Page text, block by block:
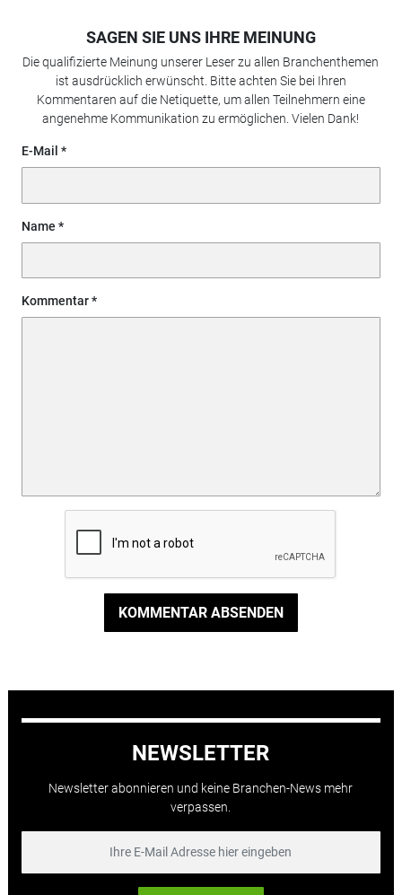
SAGEN SIE UNS IHRE MEINUNG
Die qualifizierte Meinung unserer Leser zu allen Branchenthemen
ist ausdrücklich erwünscht. Bitte achten Sie bei Ihren
Kommentaren auf die Netiquette, um allen Teilnehmern eine
angenehme Kommunikation zu ermöglichen. Vielen Dank!
E-Mail
Name
Kommentar
KOMMENTAR ABSENDEN
NEWSLETTER
Newsletter abonnieren und keine Branchen-News mehr
verpassen.